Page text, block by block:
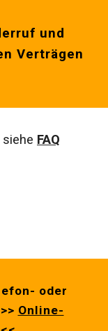
und
Verträgen
FAQ
oder
Online-